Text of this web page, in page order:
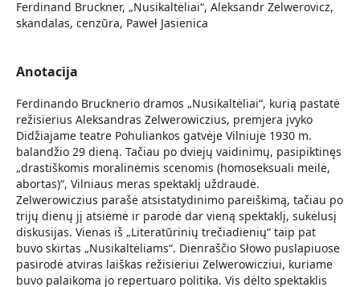
Ferdinand Bruckner, „Nusikaltėliai“, Aleksandr Zelwerovicz,
skandalas, cenzūra, Paweł Jasienica
Anotacija
Ferdinando Brucknerio dramos „Nusikaltėliai“, kurią pastatė
režisierius Aleksandras Zelwerowiczius, premjera įvyko
Didžiajame teatre Pohuliankos gatvėje Vilniuje 1930 m.
balandžio 29 dieną. Tačiau po dviejų vaidinimų, pasipiktinęs
„drastiškomis moralinėmis scenomis (homoseksuali meilė,
abortas)“, Vilniaus meras spektaklį uždraudė.
Zelwerowiczius parašė atsistatydinimo pareiškimą, tačiau po
trijų dienų jį atsiėmė ir parodė dar vieną spektaklį, sukėlusį
diskusijas. Vienas iš „Literatūrinių trečiadienių“ taip pat
buvo skirtas „Nusikaltėliams“. Dienraščio Słowo puslapiuose
pasirodė atviras laiškas režisieriui Zelwerowicziui, kuriame
buvo palaikoma jo repertuaro politika. Vis dėlto spektaklis